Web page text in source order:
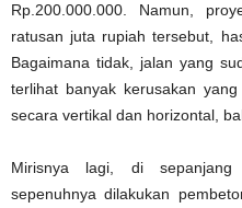
Rp.200.000.000. Namun,
ratusan juta rupiah tersebut,
Bagaimana tidak, jalan yang
terlihat banyak kerusakan
secara vertikal dan horizontal,
Mirisnya lagi, di
sepenuhnya dilakukan